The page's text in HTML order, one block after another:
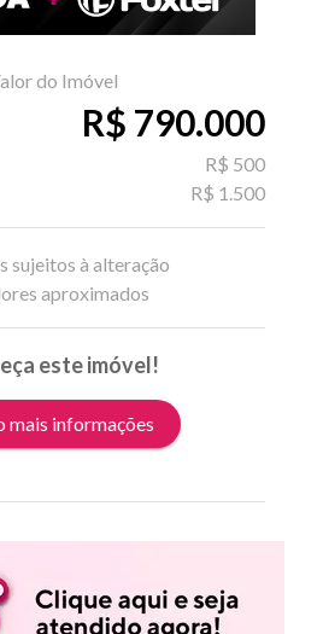
do Imóvel
R$ 790.000
R$ 500
R$ 1.500
sujeitos à alteração
aproximados
este imóvel!
mais informações